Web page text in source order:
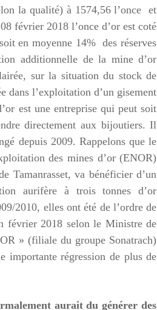
la qualité) à 1574,56 l’once et
février 2018 l’once d’or est coté
en moyenne 14% des réserves
additionnelle de la mine d’or
sur la situation du stock de
dans l’exploitation d’un gisement
est une entreprise qui peut soit
directement aux bijoutiers. Il
depuis 2009. Rappelons que le
des mines d’or (ENOR)
Tamanrasset, va bénéficier d’un
aurifère à trois tonnes d’or
2010, elles ont été de l’ordre de
février 2018 selon le Ministre de
» (filiale du groupe Sonatrach)
importante régression de plus de
aurait du générer des